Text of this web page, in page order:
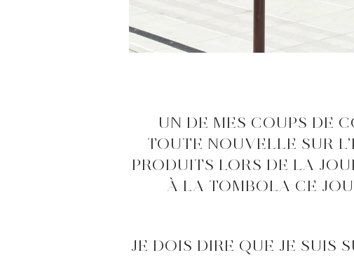
UN DE MES COUPS DE
TOUTE NOUVELLE SUR
PRODUITS LORS DE LA
À LA TOMBOLA CE
JE DOIS DIRE QUE JE SUIS